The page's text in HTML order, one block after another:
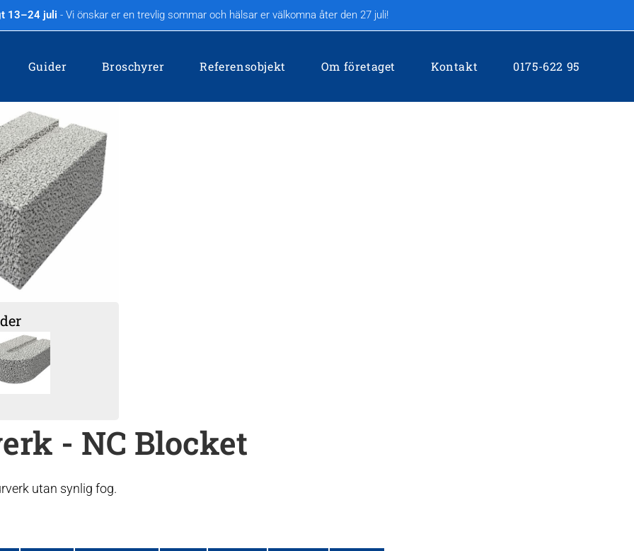
13–24 juli - Vi önskar er en trevlig sommar och hälsar er välkomna åter den 27 juli!
Guider Broschyrer Referensobjekt Om företaget Kontakt 0175-622 95
- NC Blocket
utan synlig fog.